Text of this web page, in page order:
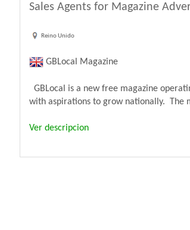
Sales Agents for Magazine
Reino Unido
GBLocal Magazine
GBLocal is a new free magazine
with aspirations to grow nationally. The
Ver descripcion